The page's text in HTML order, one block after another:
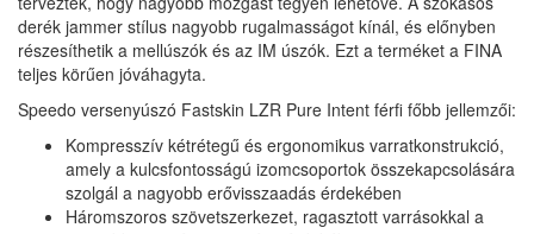
derék jammer stílus nagyobb rugalmasságot kínál, és előnyben
részesíthetik a mellúszók és az IM úszók. Ezt a terméket a FINA
teljes körűen jóváhagyta.
Speedo versenyúszó Fastskin LZR Pure Intent férfi főbb jellemzői:
Kompresszív kétrétegű és ergonomikus varratkonstrukció,
amely a kulcsfontosságú izomcsoportok összekapcsolására
szolgál a nagyobb erővisszaadás érdekében
Háromszoros szövetszerkezet, ragasztott varrásokkal a